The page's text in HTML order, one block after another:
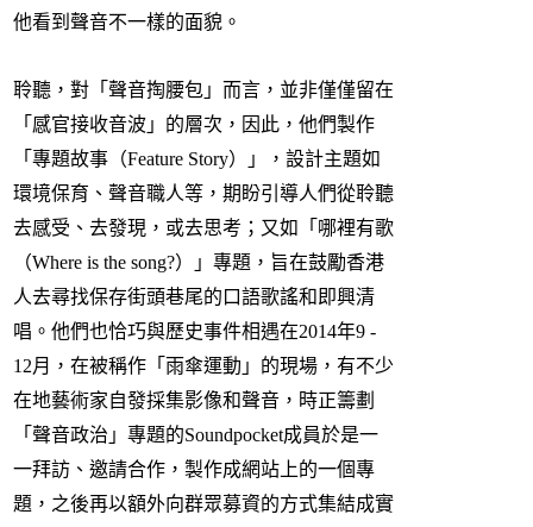
他看到聲音不一樣的面貌。
聆聽，對「聲音掏腰包」而言，並非僅僅留在
「感官接收音波」的層次，因此，他們製作
「專題故事（Feature Story）」，設計主題如
環境保育、聲音職人等，期盼引導人們從聆聽
去感受、去發現，或去思考；又如「哪裡有歌
（Where is the song?）」專題，旨在鼓勵香港
人去尋找保存街頭巷尾的口語歌謠和即興清
唱。他們也恰巧與歷史事件相遇在2014年9 -
12月，在被稱作「雨傘運動」的現場，有不少
在地藝術家自發採集影像和聲音，時正籌劃
「聲音政治」專題的Soundpocket成員於是一
一拜訪、邀請合作，製作成網站上的一個專
題，之後再以額外向群眾募資的方式集結成實